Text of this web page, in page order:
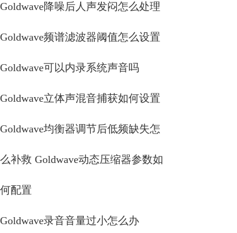
Goldwave降噪后人声发闷怎么处理
Goldwave频谱滤波器阈值怎么设置
Goldwave可以内录系统声音吗
Goldwave立体声混音捕获如何设置
Goldwave均衡器调节后低频缺失怎
么补救 Goldwave动态压缩器参数如
何配置
Goldwave录音音量过小怎么办